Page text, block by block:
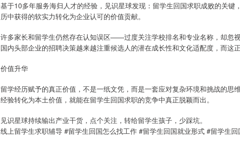
基于10多年服务海归人才的经验，见识星球发现：留学生回国求职成败的关
历中获得的软实力转化为企业认可的价值贡献。
许多家长和留学生仍然存在认知误区——过度关注学校排名和专业名称，却忽
国内头部企业的招聘决策越来越注重候选人的潜在成长性和文化适配度，而这
价值升华
留学经历赋予的真正价值，不是一纸文凭，而是一套应对复杂环境和挑战的思
经验转化为本土价值，就能在留学生回国求职的竞争中真正脱颖而出。
见识星球持续输出产业干货，点个关注，转给留学生孩子，少踩坑。
线上留学生求职辅导 #留学生回国怎么找工作 #留学生回国就业形式 #留学生